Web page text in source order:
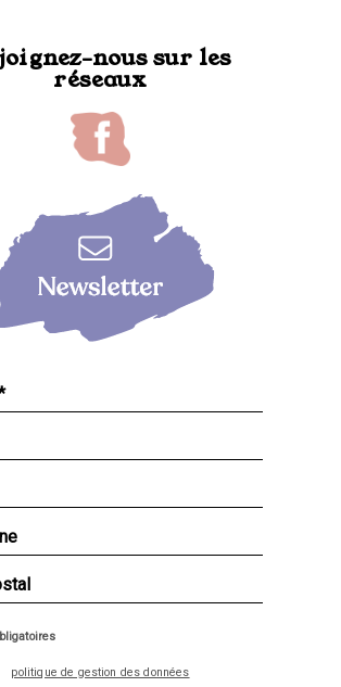
nous sur les
réseaux
politique de gestion des données